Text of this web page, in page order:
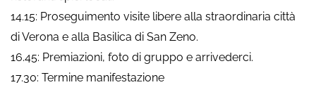
14.15: Proseguimento visite libere alla straordinaria città
di Verona e alla Basilica di San Zeno.
16.45: Premiazioni, foto di gruppo e arrivederci.
17.30: Termine manifestazione